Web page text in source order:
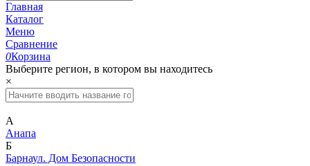
Главная
Каталог
Меню
Сравнение
0Корзина
Выберите регион, в котором вы находитесь
×
А
Анапа
Б
Барнаул. Дом Безопасности